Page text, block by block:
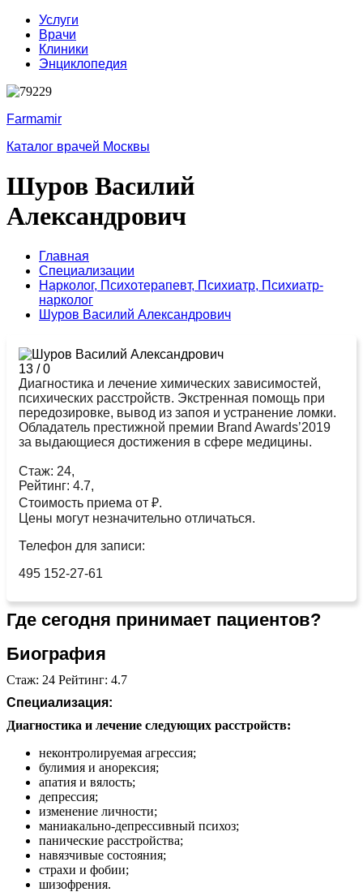
Услуги
Врачи
Клиники
Энциклопедия
Farmamir
Каталог врачей Москвы
Шуров Василий
Александрович
Главная
Специализации
Нарколог, Психотерапевт, Психиатр, Психиатр-
нарколог
Шуров Василий Александрович
13 /0
Диагностика и лечение химических зависимостей,
психических расстройств. Экстренная помощь при
передозировке, вывод из запоя и устранение ломки.
Обладатель престижной премии Brand Awards’2019
за выдающиеся достижения в сфере медицины.
Стаж: 24,
Рейтинг: 4.7,
Стоимость приема от ₽.
Цены могут незначительно отличаться.
Телефон для записи:
495 152-27-61
Где сегодня принимает пациентов?
Биография
Стаж: 24 Рейтинг: 4.7
Специализация:
Диагностика и лечение следующих расстройств:
неконтролируемая агрессия;
булимия и анорексия;
апатия и вялость;
депрессия;
изменение личности;
маниакально-депрессивный психоз;
панические расстройства;
навязчивые состояния;
страхи и фобии;
шизофрения.